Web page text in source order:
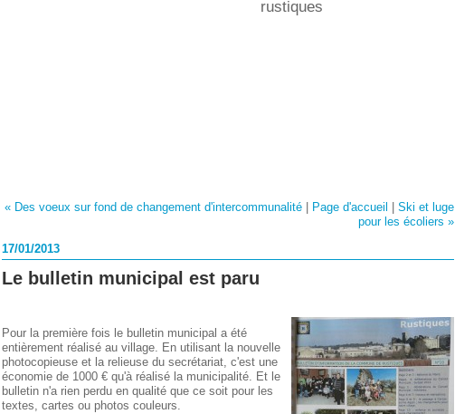
rustiques
« Des voeux sur fond de changement d'intercommunalité Page d'accueil
Ski et luge
pour les écoliers »
17/01/2013
Le bulletin municipal est paru
Pour la première fois le bulletin municipal a été
entièrement réalisé au village. En utilisant la nouvelle
photocopieuse et la relieuse du secrétariat, c'est une
économie de 1000 € qu'à réalisé la municipalité. Et le
bulletin n'a rien perdu en qualité que ce soit pour les
textes, cartes ou photos couleurs.